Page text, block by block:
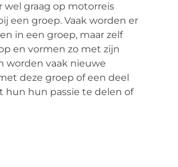
graag op motorreis
een groep. Vaak worden er
in een groep, maar zelf
en vormen zo met zijn
worden vaak nieuwe
deze groep of een deel
hun hun passie te delen of